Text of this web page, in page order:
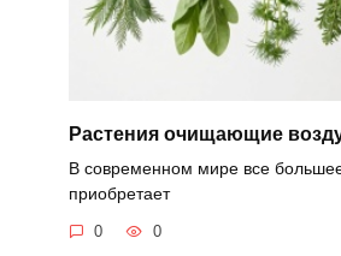
Растения очищающие
В современном мире все
приобретает
0 0